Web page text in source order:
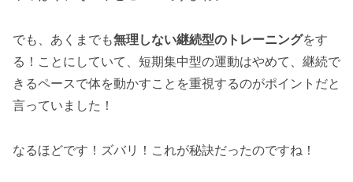
でも、あくまでも無理しない継続型のトレーニングをす
る！ことにしていて、短期集中型の運動はやめて、継続で
きるペースで体を動かすことを重視するのがポイントだと
言っていました！
なるほどです！ズバリ！これが秘訣だったのですね！